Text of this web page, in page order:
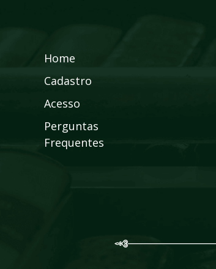
Home
Cadastro
Acesso
Perguntas
Frequentes